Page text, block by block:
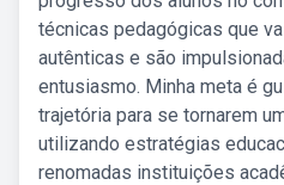
técnicas pedagógicas que
autênticas e são
entusiasmo. Minha meta é
trajetória para se tornarem
utilizando estratégias
renomadas instituições